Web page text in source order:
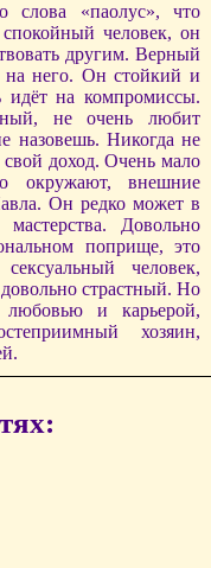
слова «паолус», что
человек, он
другим. Верный
на него. Он стойкий и
на компромиссы.
не очень любит
назовешь. Никогда не
свой доход. Очень мало
окружают, внешние
Он редко может в
Довольно
поприще, это
человек,
страстный. Но
и карьерой,
хозяин,